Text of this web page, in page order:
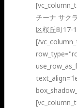
チーナ サク
区桜丘町17-
[/